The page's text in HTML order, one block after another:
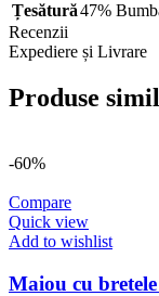
Țesătură47%
Recenzii
Expediere și Livrare
Produse
-60%
Compare
Quick view
Add to wishlist
Maiou cu